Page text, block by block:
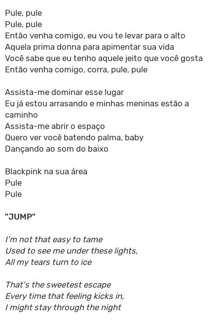
Pule, pule
Pule, pule
Então venha comigo, eu vou te levar para o alto
Aquela prima donna para apimentar sua vida
Você sabe que eu tenho aquele jeito que você gosta
Então venha comigo, corra, pule, pule
Assista-me dominar esse lugar
Eu já estou arrasando e minhas meninas estão a
caminho
Assista-me abrir o espaço
Quero ver você batendo palma, baby
Dançando ao som do baixo
Blackpink na sua área
Pule
Pule
"JUMP"
I'm not that easy to tame
Used to see me under these lights,
All my tears turn to ice
That's the sweetest escape
Every time that feeling kicks in,
I might stay through the night